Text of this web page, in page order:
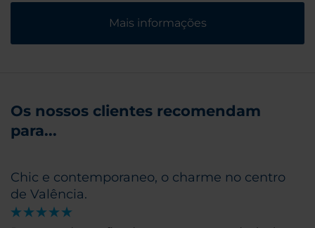
Mais informações
Os nossos clientes recomendam
para...
Chic e contemporaneo, o charme no centro
de Valência.